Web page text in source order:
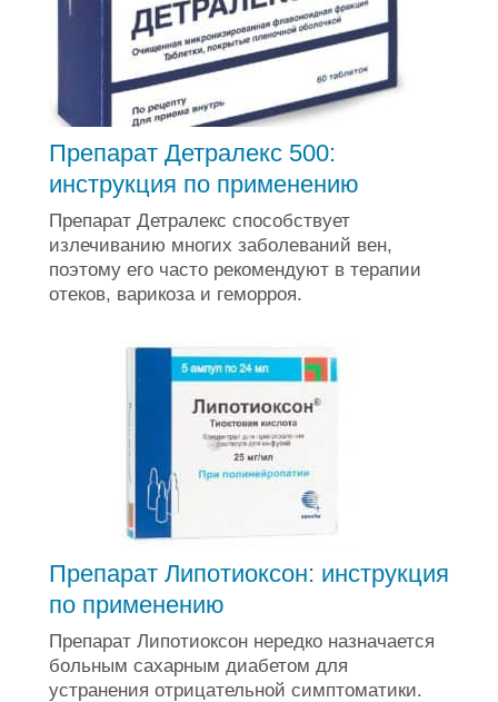
Препарат Детралекс 500:
инструкция по применению
Препарат Детралекс способствует
излечиванию многих заболеваний вен,
поэтому его часто рекомендуют в терапии
отеков, варикоза и геморроя.
Препарат Липотиоксон: инструкция
по применению
Препарат Липотиоксон нередко назначается
больным сахарным диабетом для
устранения отрицательной симптоматики.